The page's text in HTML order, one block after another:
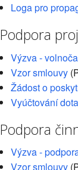
Loga pro
Podpora
Výzva -
Vzor smlouvy
Žádost o
Vyúčtování
Podpora
Výzva -
Vzor smlouvy